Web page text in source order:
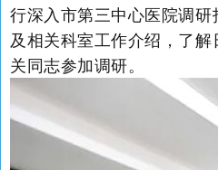
行深入市第三中心医院调
及相关科室工作介绍，了
关同志参加调研。